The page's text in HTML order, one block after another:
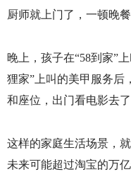
厨师就上门了，一顿晚
晚上，孩子在“58到家”
狸家”上叫的美甲服务后
和座位，出门看电影去了
这样的家庭生活场景，
未来可能超过淘宝的万亿